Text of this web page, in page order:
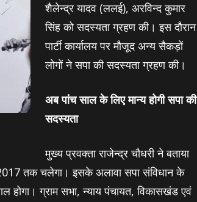
शैलेन्द्र यादव (ललई), अरविन्द कुमार
सिंह को सदस्यता ग्रहण की। इस दौरान
पार्टी कार्यालय पर मौजूद अन्‍य सैकड़ों
लोगों ने सपा की सदस्‍यता ग्रहण की।
अब पांच साल के लिए मान्‍य होगी सपा की
सदस्‍यता
मुख्य प्रवक्ता राजेन्द्र चौधरी ने बताया
तक चलेगा। इसके अलावा सपा संविधान के
होगा। ग्राम सभा, न्याय पंचायत, विकासखंड एवं